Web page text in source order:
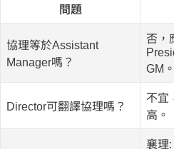
問題
協理等於Assistant
Manager嗎？
否，
GM。
Director可翻譯協理嗎？
不宜
高。
襄理